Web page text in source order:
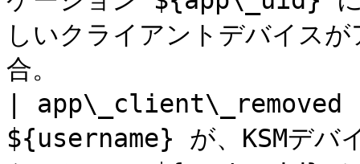
しいクライアントデバイス
合。
|
${username} が、KSMデ